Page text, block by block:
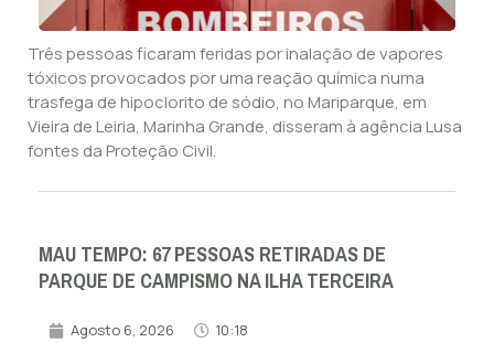
Três pessoas ficaram feridas por inalação de vapores
tóxicos provocados por uma reação química numa
trasfega de hipoclorito de sódio, no Mariparque, em
Vieira de Leiria, Marinha Grande, disseram à agência Lusa
fontes da Proteção Civil.
MAU TEMPO: 67 PESSOAS RETIRADAS DE
PARQUE DE CAMPISMO NA ILHA TERCEIRA
Agosto 6, 2026 10:18